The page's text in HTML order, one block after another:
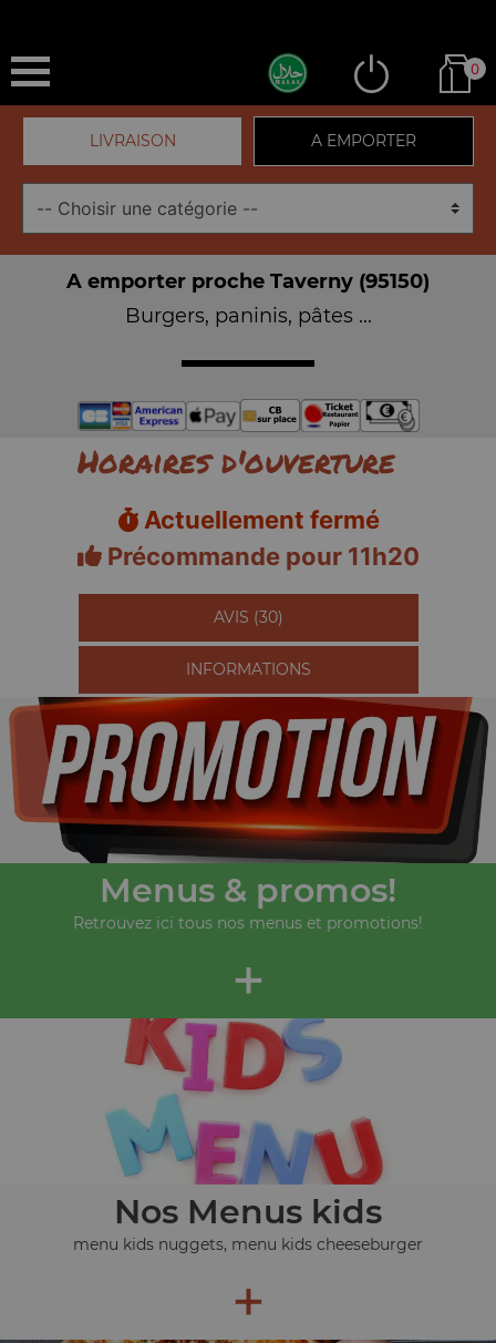
0
LIVRAISON A EMPORTER
A emporter proche Taverny (95150)
Burgers, paninis, pâtes ...
Horaires d'ouverture
Actuellement fermé
Précommande pour 11h20
AVIS (30)
INFORMATIONS
Menus & promos!
Retrouvez ici tous nos menus et promotions!
+
Nos Menus kids
menu kids nuggets, menu kids cheeseburger
+